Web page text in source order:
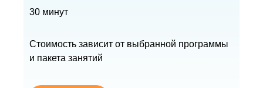
30 минут
Стоимость зависит от выбранной программы
и пакета занятий